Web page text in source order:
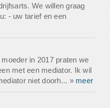
We willen graag
- uw tarief en een
in 2017 praten we
met een mediator. Ik wil
niet doorh... » meer